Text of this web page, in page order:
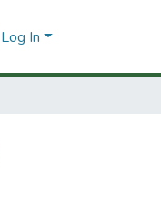
Log In